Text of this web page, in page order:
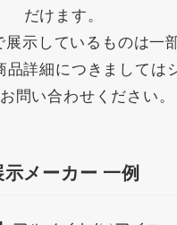
だけます。
示しているものは一
品詳細につきましては
問い合わせください。
示メーカー 一例